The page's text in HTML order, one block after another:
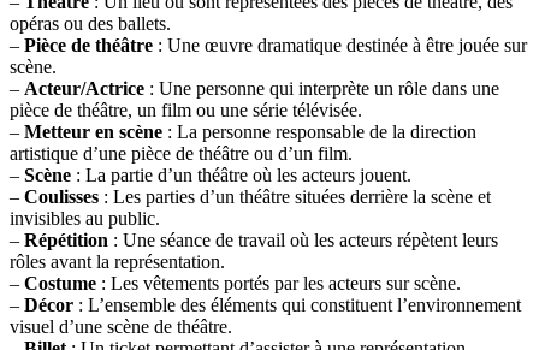
opéras ou des ballets.
– Pièce de théâtre : Une œuvre dramatique destinée à être jouée sur
scène.
– Acteur/Actrice : Une personne qui interprète un rôle dans une
pièce de théâtre, un film ou une série télévisée.
– Metteur en scène : La personne responsable de la direction
artistique d’une pièce de théâtre ou d’un film.
– Scène : La partie d’un théâtre où les acteurs jouent.
– Coulisses : Les parties d’un théâtre situées derrière la scène et
invisibles au public.
– Répétition : Une séance de travail où les acteurs répètent leurs
rôles avant la représentation.
– Costume : Les vêtements portés par les acteurs sur scène.
– Décor : L’ensemble des éléments qui constituent l’environnement
visuel d’une scène de théâtre.